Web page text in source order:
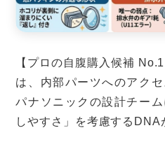
【プロの自腹購入候補
は、内部パーツへのアク
パナソニックの設計チー
しやすさ」を考慮するDNA